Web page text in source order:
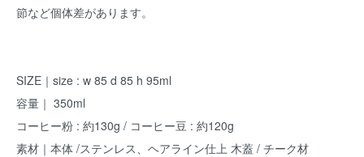
節など個体差があります。
SIZE｜size : w 85 d 85 h 95ml
容量｜ 350ml
コーヒー粉 : 約130g / コーヒー豆 : 約120g
素材｜本体 /ステンレス、ヘアライン仕上 木蓋 / チーク材